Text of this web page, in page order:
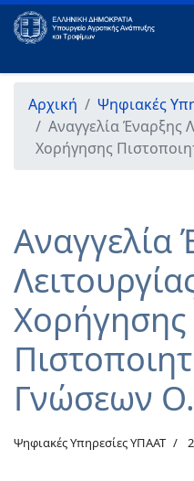
Αρχική
Ψηφιακές
Αναγγελία Έναρξης
Χορήγησης
Αναγγελία
Χορήγησης
Γνώσεων
Ψηφιακές Υπηρεσίες ΥΠΑΑΤ